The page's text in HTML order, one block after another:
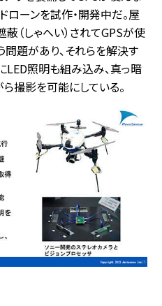
ローンを試作・開発中だ。屋
（しゃへい）されてGPSが使
問題があり、それらを解決す
LED照明も組み込み、真っ暗
撮影を可能にしている。